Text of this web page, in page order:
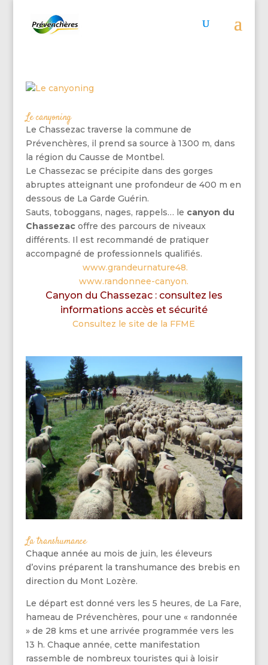
Le canyoning
Le Chassezac traverse la commune de
Prévenchères, il prend sa source à 1300 m, dans
la région du Causse de Montbel.
Le Chassezac se précipite dans des gorges
abruptes atteignant une profondeur de 400 m en
dessous de La Garde Guérin.
Sauts, toboggans, nages, rappels… le canyon du
Chassezacoffre des parcours de niveaux
différents. Il est recommandé de pratiquer
accompagné de professionnels qualifiés.
www.grandeurnature48.
www.randonnee-canyon.
Canyon du Chassezac : consultez les
informations accès et sécurité
Consultez le site de la FFME
La transhumance
Chaque année au mois de juin, les éleveurs
d’ovins préparent la transhumance des brebis en
direction du Mont Lozère.
Le départ est donné vers les 5 heures, de La Fare,
hameau de Prévenchères, pour une « randonnée
» de 28 kms et une arrivée programmée vers les
13 h. Chaque année, cette manifestation
rassemble de nombreux touristes qui à loisir